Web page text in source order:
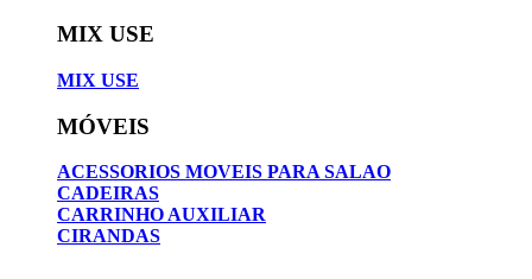
MIX USE
MIX USE
MÓVEIS
ACESSORIOS MOVEIS PARA SALAO
CADEIRAS
CARRINHO AUXILIAR
CIRANDAS